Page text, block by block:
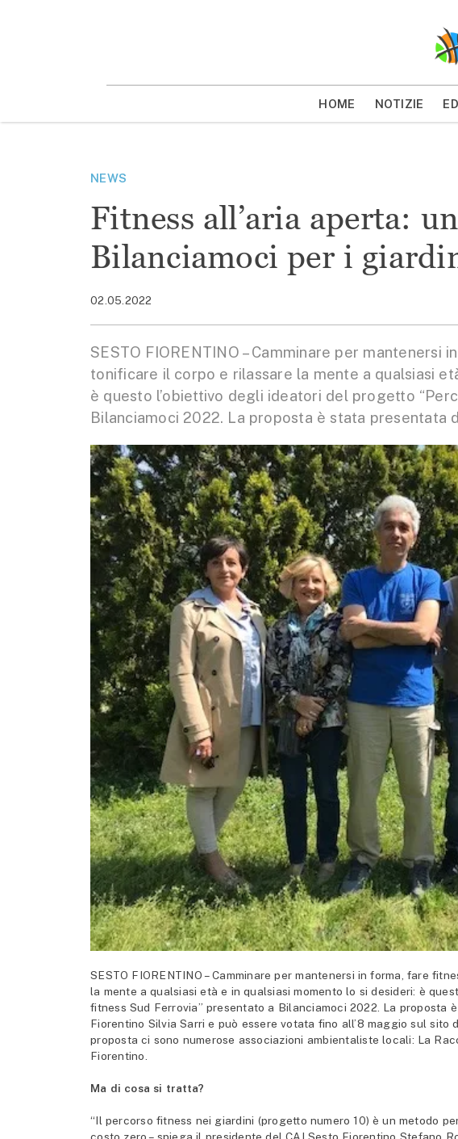
HOME NOTIZIE
NEWS
Fitness all’aria aperta:
Bilanciamoci per i
02.05.2022
SESTO FIORENTINO – Camminare per mantenersi
tonificare il corpo e rilassare la mente a qualsiasi
è questo l’obiettivo degli ideatori del progetto
Bilanciamoci 2022. La proposta è stata presentata
SESTO FIORENTINO – Camminare per mantenersi in forma, fare
la mente a qualsiasi età e in qualsiasi momento lo si desideri: è
fitness Sud Ferrovia” presentato a Bilanciamoci 2022. La
Fiorentino Silvia Sarri e può essere votata fino all’8 maggio sul sito
proposta ci sono numerose associazioni ambientaliste locali: La
Fiorentino.
Ma di cosa si tratta?
“Il percorso fitness nei giardini (progetto numero 10) è un metodo